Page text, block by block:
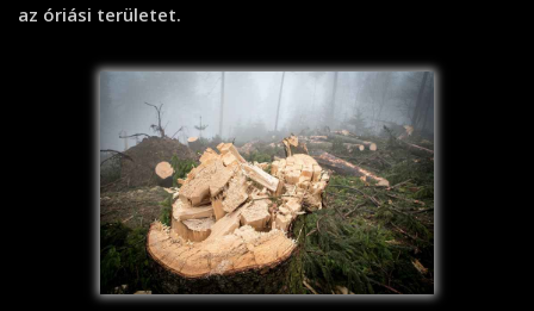
az óriási területet.